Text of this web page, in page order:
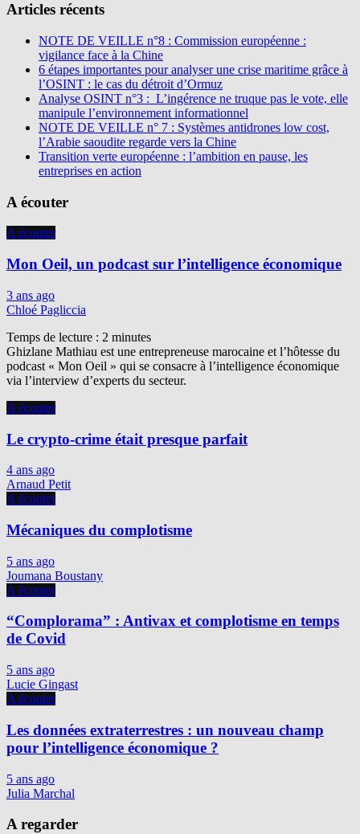
Articles récents
NOTE DE VEILLE n°8 : Commission européenne :
vigilance face à la Chine
6 étapes importantes pour analyser une crise maritime grâce à
l’OSINT : le cas du détroit d’Ormuz
Analyse OSINT n°3 : L’ingérence ne truque pas le vote, elle
manipule l’environnement informationnel
NOTE DE VEILLE n° 7 : Systèmes antidrones low cost,
l’Arabie saoudite regarde vers la Chine
Transition verte européenne : l’ambition en pause, les
entreprises en action
A écouter
A écouter
Mon Oeil, un podcast sur l’intelligence économique
3 ans ago
Chloé Pagliccia
Temps de lecture : 2 minutes
Ghizlane Mathiau est une entrepreneuse marocaine et l’hôtesse du
podcast « Mon Oeil » qui se consacre à l’intelligence économique
via l’interview d’experts du secteur.
A écouter
Le crypto-crime était presque parfait
4 ans ago
Arnaud Petit
A écouter
Mécaniques du complotisme
5 ans ago
Joumana Boustany
A écouter
“Complorama” : Antivax et complotisme en temps
de Covid
5 ans ago
Lucie Gingast
A écouter
Les données extraterrestres : un nouveau champ
pour l’intelligence économique ?
5 ans ago
Julia Marchal
A regarder